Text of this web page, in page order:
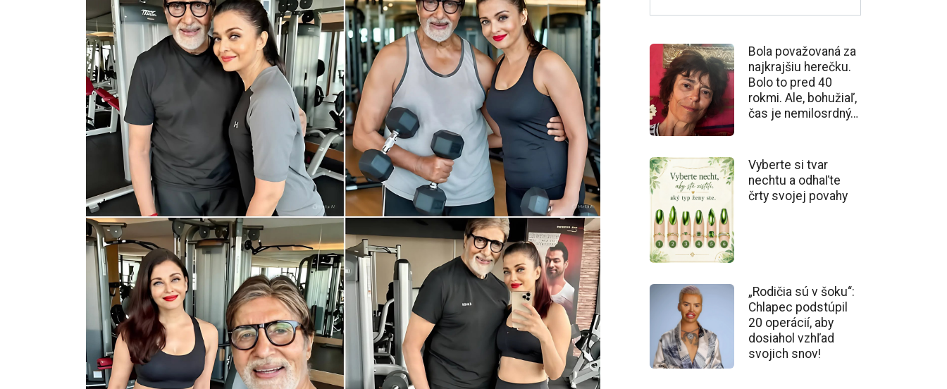
Bola považovaná za
najkrajšiu herečku.
Bolo to pred 40
rokmi. Ale, bohužiaľ,
čas je nemilosrdný…
Vyberte si tvar
nechtu a odhaľte
črty svojej povahy
„Rodičia sú v šoku“:
Chlapec podstúpil
20 operácií, aby
dosiahol vzhľad
svojich snov!